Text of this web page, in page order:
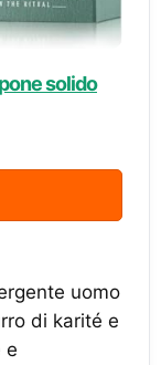
solido
uomo
di karité e
e